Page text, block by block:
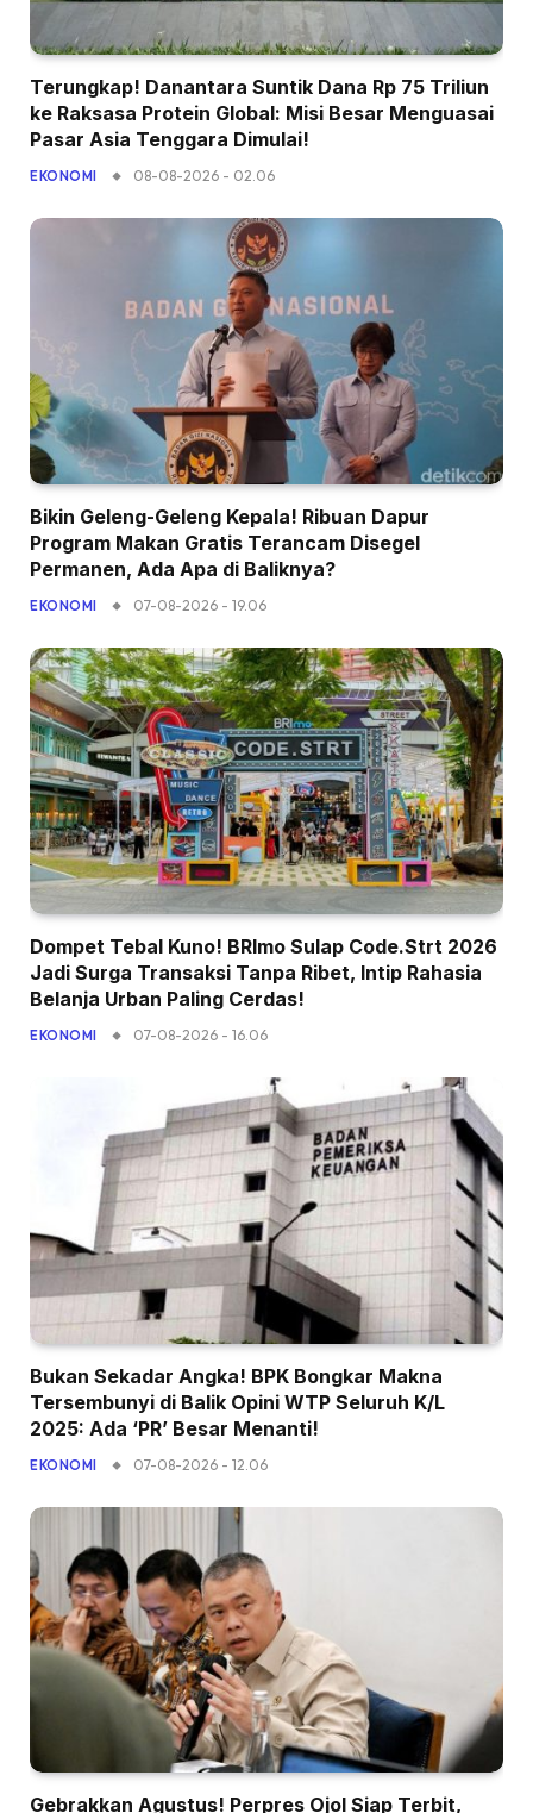
Terungkap! Danantara Suntik Dana Rp 75 Triliun
ke Raksasa Protein Global: Misi Besar Menguasai
Pasar Asia Tenggara Dimulai!
EKONOMI 08-08-2026 - 02.06
Bikin Geleng-Geleng Kepala! Ribuan Dapur
Program Makan Gratis Terancam Disegel
Permanen, Ada Apa di Baliknya?
EKONOMI 07-08-2026 - 19.06
Dompet Tebal Kuno! BRImo Sulap Code.Strt 2026
Jadi Surga Transaksi Tanpa Ribet, Intip Rahasia
Belanja Urban Paling Cerdas!
EKONOMI 07-08-2026 - 16.06
Bukan Sekadar Angka! BPK Bongkar Makna
Tersembunyi di Balik Opini WTP Seluruh K/L
2025: Ada ‘PR’ Besar Menanti!
EKONOMI 07-08-2026 - 12.06
Gebrakkan Agustus! Perpres Ojol Siap Terbit,